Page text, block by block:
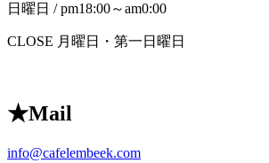
日曜日 / pm18:00～am0:00
CLOSE 月曜日・第一日曜日
★Mail
info@cafelembeek.com